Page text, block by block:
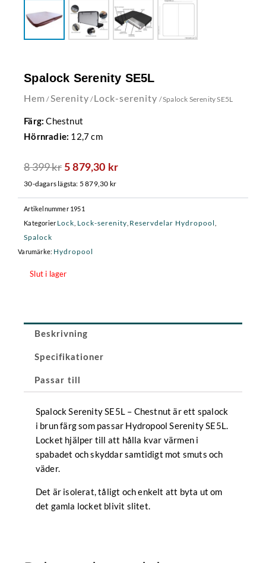
Spalock Serenity SE5L
Hem / Serenity /Lock-serenity / Spalock Serenity SE5L
Färg: Chestnut
Hörnradie: 12,7 cm
8 399kr Det
ursprungliga
var:
8
5 879,30 krDet
5
30-dagars lägsta: 5 879,30 kr
Artikelnummer 1951
Kategorier Lock Lock-serenity Reservdelar Hydropool
Spalock
Varumärke: Hydropool
Slut i lager
Beskrivning
Specifikationer
Passar till
Spalock Serenity SE5L – Chestnut är ett spalock
i brun färg som passar Hydropool Serenity SE5L.
Locket hjälper till att hålla kvar värmen i
spabadet och skyddar samtidigt mot smuts och
väder.
Det är isolerat, tåligt och enkelt att byta ut om
det gamla locket blivit slitet.